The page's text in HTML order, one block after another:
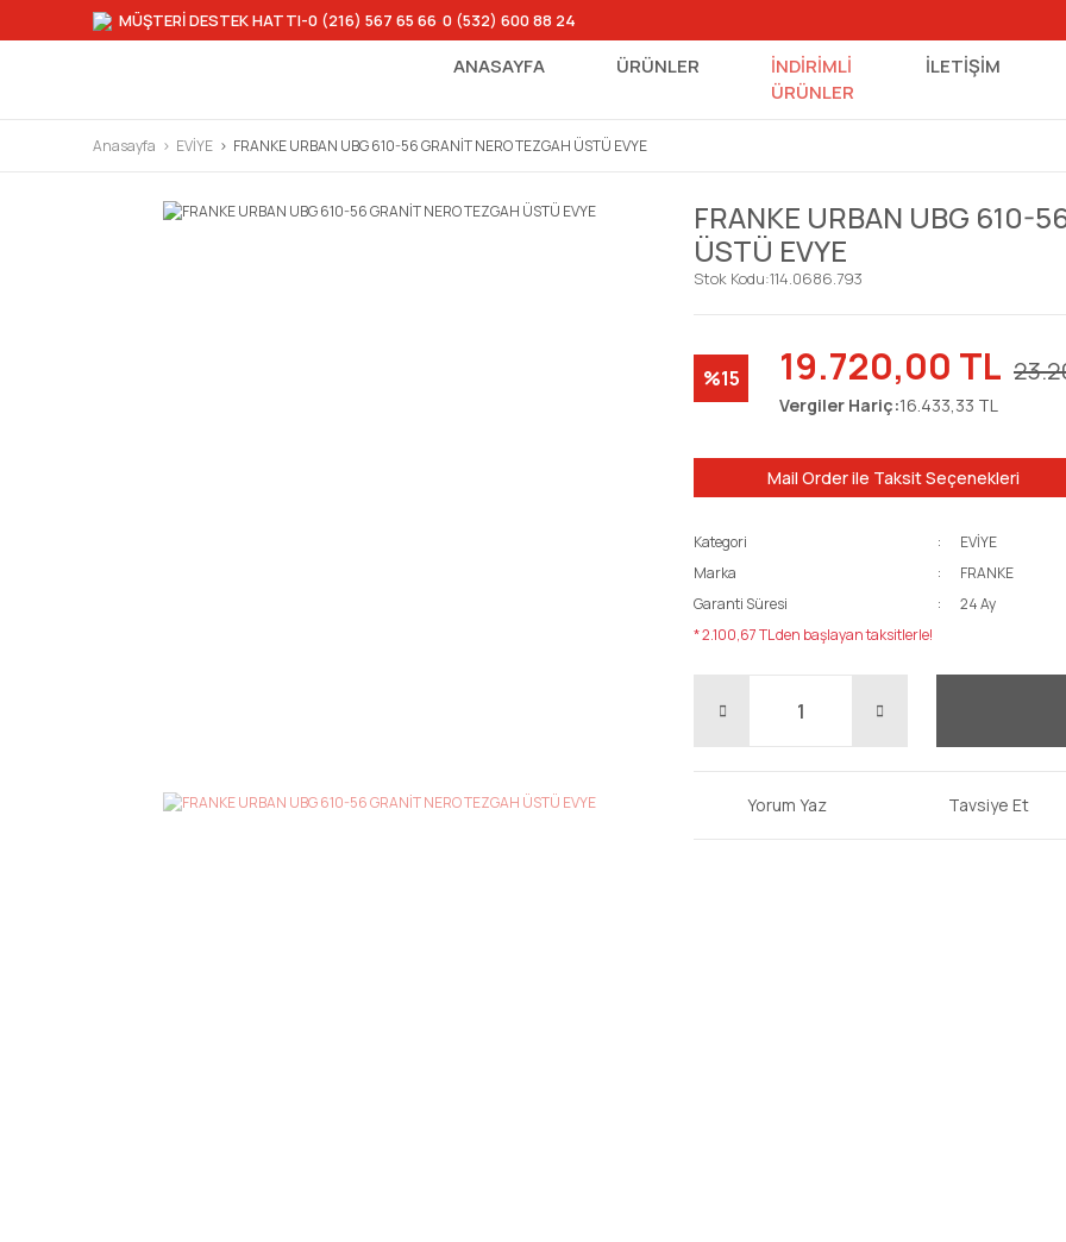
MÜŞTERİ DESTEK HATTI-0 (216) 567 65 66-0 (532) 600 88 24
ANASAYFA ÜRÜNLER
İNDİRİMLİ
ÜRÜNLER
İLETİŞİM
Anasayfa EVİYE FRANKE URBAN UBG 610-56 GRANİT NERO TEZGAH ÜSTÜ EVYE
FRANKE URBAN UBG 610-
ÜSTÜ EVYE
Stok Kodu:114.0686.793
%15 19.720,00 TL
Vergiler Hariç:16.433,33 TL
Mail Order ile Taksit Seçenekleri
Kategori
EVİYE
Marka
FRANKE
Garanti Süresi
24 Ay
* 2.100,67 TL den başlayan taksitlerle!
Yorum Yaz Tavsiye Et